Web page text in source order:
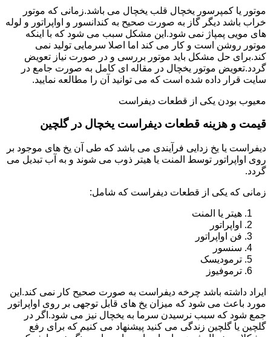
موتور یا کمپرسور یخچال قلب یخچال می باشد.زمانی که موتور
خراب باشد دیگر گاز به صورت صحیح به کندانسور و اواپراتور و لوله
های مویی پمپاژ نمی شود.این مشکل سبب می شود که با اینکه
موتور روشن است و کار می کند اما اصلا سرمایی تولید نمی
کند.برای حل مشکل باید موتور بررسی و در صورت نیاز تعویض
گردد.تعویض موتور یخچال در مقاله ای کامل به صورت جامع در
سایت قرار داده شده است که می توانید آن را مطالعه نمایید.
معیوب بودن یکی از قطعات دیفراست
قیمت و هزینه قطعات دیفراست یخچال در گلچین
دیفراست یا یخ زدایی فرآیندی می باشد که طی آن یخ های موجود بر
روی اواپراتور توسط المنت یا هیتر ذوب می شوند و به آب تبدیل می
گردد.
زمانی که یکی از قطعات دیفراست که شامل:
هیتر یا المنت
اواپراتور
فن اواپراتور
سنسور
ترمودیسک
ترموفیوز
ایراد داشته باشد چرخه دیفراست به صورت صحیح کار نمی کند.این
مورد باعث می شود که میزان یخ های قابل توجهی بر روی اواپراتور
جمع شود که سبب نرسیدن سرما به یخچال نیز می شود.اگر در
گلچین یا گلچین زندگی می کنید پیشنهاد می کنیم که برای رفع